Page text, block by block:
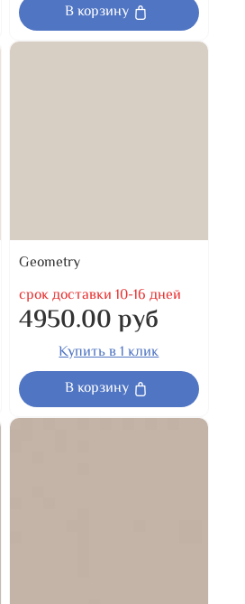
В корзину
Geometry
срок доставки 10-16 дней
4950.00 руб
Купить в 1 клик
В корзину